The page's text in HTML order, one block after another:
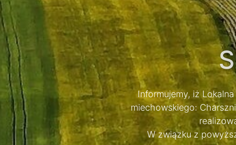
Informujemy, iż
miechowskiego:
W związku z